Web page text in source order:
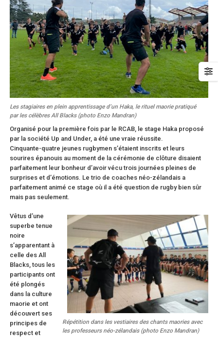
Les stagiaires en plein apprentissage d’un Haka, le rituel maorie pratiqué
par les célèbres All Blacks (photo Enzo Mandran)
Organisé pour la première fois par le RCAB, le stage Haka proposé
par la société Up and Under, a été une vraie réussite.
Cinquante-quatre jeunes rugbymen s’étaient inscrits et leurs
sourires épanouis au moment de la cérémonie de clôture disaient
parfaitement leur bonheur d’avoir vécu trois journées pleines de
surprises et d’émotions. Le trio de coaches néo-zélandais a
parfaitement animé ce stage où il a été question de rugby bien sûr
mais pas seulement.
Répétition dans les vestiaires des chants maories avec
les professeurs néo-zélandais (photo Enzo Mandran)
Vêtus d’une
superbe tenue
noire
s’apparentant à
celle des All
Blacks, tous les
participants ont
été plongés
dans la culture
maorie et ont
découvert ses
principes de
respect et